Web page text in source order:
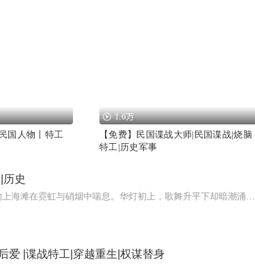
国人物丨特工
1.6万
【免费】民国谍战大师|民国谍战|烧脑
特工|历史军事
历史
民国，那是个风云变幻、危机四伏的时代。1930年代的上海滩在霓虹与硝烟中喘息。华灯初上，歌舞升平下却暗潮涌动，各方势力逐鹿，秘密交易与惊险谍战在街巷暗处悄然上演。一群行走在刀锋上的人，正用智谋与热血重写历史的注脚。钱壮飞潜伏敌营，在国民党机...
爱 |谍战特工|穿越重生|权谋替身